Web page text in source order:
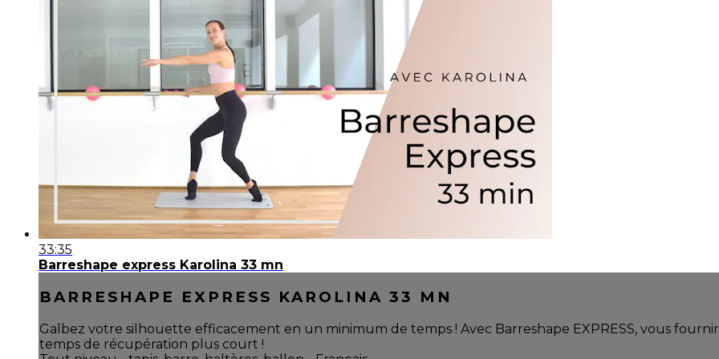
33:35
Barreshape express Karolina 33 mn
BARRESHAPE EXPRESS KAROLINA 33 MN
Galbez votre silhouette efficacement en un minimum de temps ! Avec Barreshape EXPRESS, vous
temps de récupération plus court !